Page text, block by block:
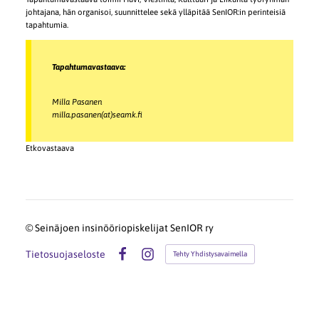
Etkovastaava
johtajana, hän organisoi, suunnittelee sekä ylläpitää SenIOR:in perinteisiä
tapahtumia.
Tapahtumavastaava:
Milla Pasanen
milla.pasanen(at)seamk.fi
©Seinäjoen insinööriopiskelijat SenIOR ry
Tietosuojaseloste
Instagram
Tehty Yhdistysavaimella